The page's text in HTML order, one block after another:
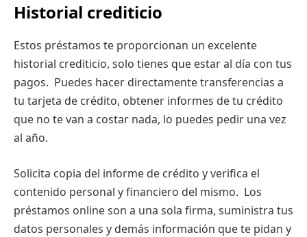
Historial crediticio
Estos préstamos te proporcionan un excelente
historial crediticio, solo tienes que estar al día con tus
pagos. Puedes hacer directamente transferencias a
tu tarjeta de crédito, obtener informes de tu crédito
que no te van a costar nada, lo puedes pedir una vez
al año.
Solicita copia del informe de crédito y verifica el
contenido personal y financiero del mismo. Los
préstamos online son a una sola firma, suministra tus
datos personales y demás información que te pidan y